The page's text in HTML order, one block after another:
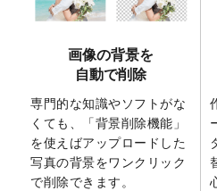
た。
を追加しました。
マスキングテー
を追加しました
2025/1/15
配置できるデー
（pdf、psd、
2024/12/24
2025年版4月始
画像の背景を
自動で削除
専門的な知識やソフトがな
くても、「背景削除機能」
を使えばアップロードした
写真の背景をワンクリック
で削除できます。